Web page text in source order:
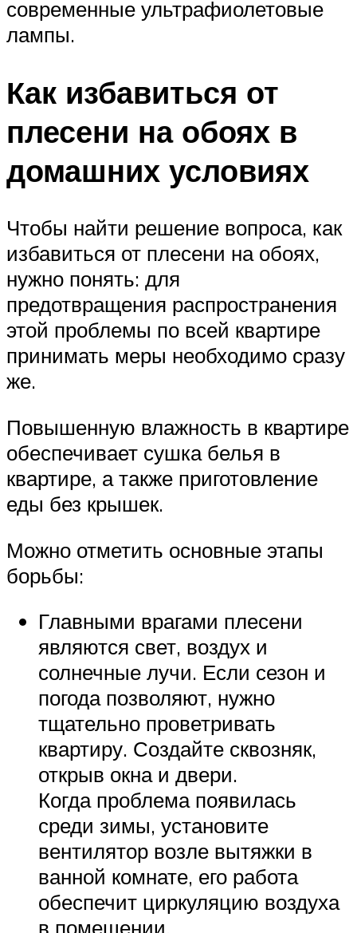
современные ультрафиолетовые
лампы.
Как избавиться от
плесени на обоях в
домашних условиях
Чтобы найти решение вопроса, как
избавиться от плесени на обоях,
нужно понять: для
предотвращения распространения
этой проблемы по всей квартире
принимать меры необходимо сразу
же.
Повышенную влажность в квартире
обеспечивает сушка белья в
квартире, а также приготовление
еды без крышек.
Можно отметить основные этапы
борьбы:
Главными врагами плесени
являются свет, воздух и
солнечные лучи. Если сезон и
погода позволяют, нужно
тщательно проветривать
квартиру. Создайте сквозняк,
открыв окна и двери.
Когда проблема появилась
среди зимы, установите
вентилятор возле вытяжки в
ванной комнате, его работа
обеспечит циркуляцию воздуха
в помещении.